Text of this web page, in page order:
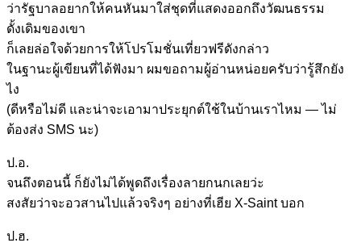
ว่ารัฐบาลอยากให้คนหันมาใส่ชุดที่แสดงออกถึงวัฒนธรรม
ดั้งเดิมของเขา
ก็เลยล่อใจด้วยการให้โปรโมชั่นเที่ยวฟรีดังกล่าว
ในฐานะผู้เขียนที่ได้ฟังมา ผมขอถามผู้อ่านหน่อยครับว่ารู้สึกยัง
ไง
(ดีหรือไม่ดี และน่าจะเอามาประยุกต์ใช้ในบ้านเราไหม — ไม่
ต้องส่ง SMS นะ)
ป.อ.
จนถึงตอนนี้ ก็ยังไม่ได้พูดถึงเรื่องลายกนกเลยว่ะ
สงสัยว่าจะอวสานไปแล้วจริงๆ อย่างที่เฮีย X-Saint บอก
ป.ฮ.